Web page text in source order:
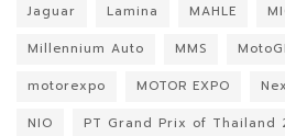
Jaguar
Lamina MAHLE
Millennium Auto
MMS
motorexpo
MOTOR EXPO
NIO
PT Grand Prix of Thailand